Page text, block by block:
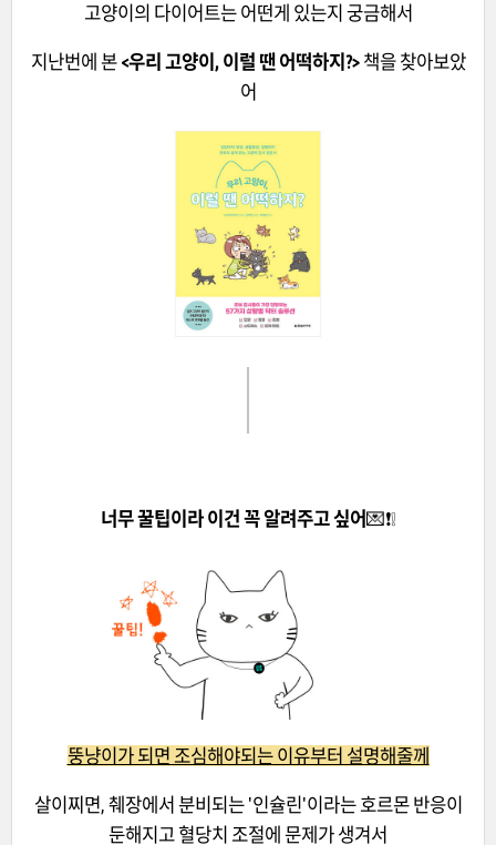
고양이의 다이어트는 어떤게 있는지 궁금해서
지난번에 본<우리 고양이, 이럴 땐 어떡하지?>책을 찾아보았
어
너무 꿀팁이라 이건 꼭 알려주고 싶어💌❗❕
뚱냥이가 되면 조심해야되는 이유부터 설명해줄께
살이찌면, 췌장에서 분비되는 '인슐린'이라는 호르몬 반응이
둔해지고 혈당치 조절에 문제가 생겨서